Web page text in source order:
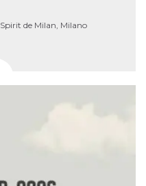
Spirit de Milan, Milano